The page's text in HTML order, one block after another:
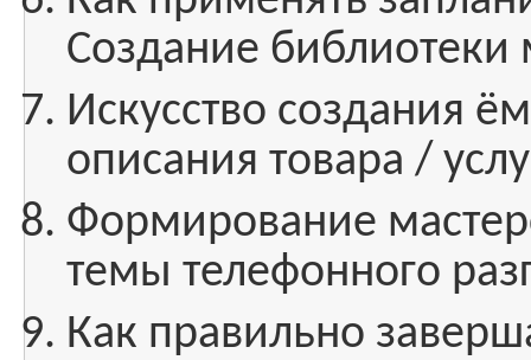
Создание библиотеки
Искусство создания
описания товара /
Формирование
темы телефонного
Как правильно